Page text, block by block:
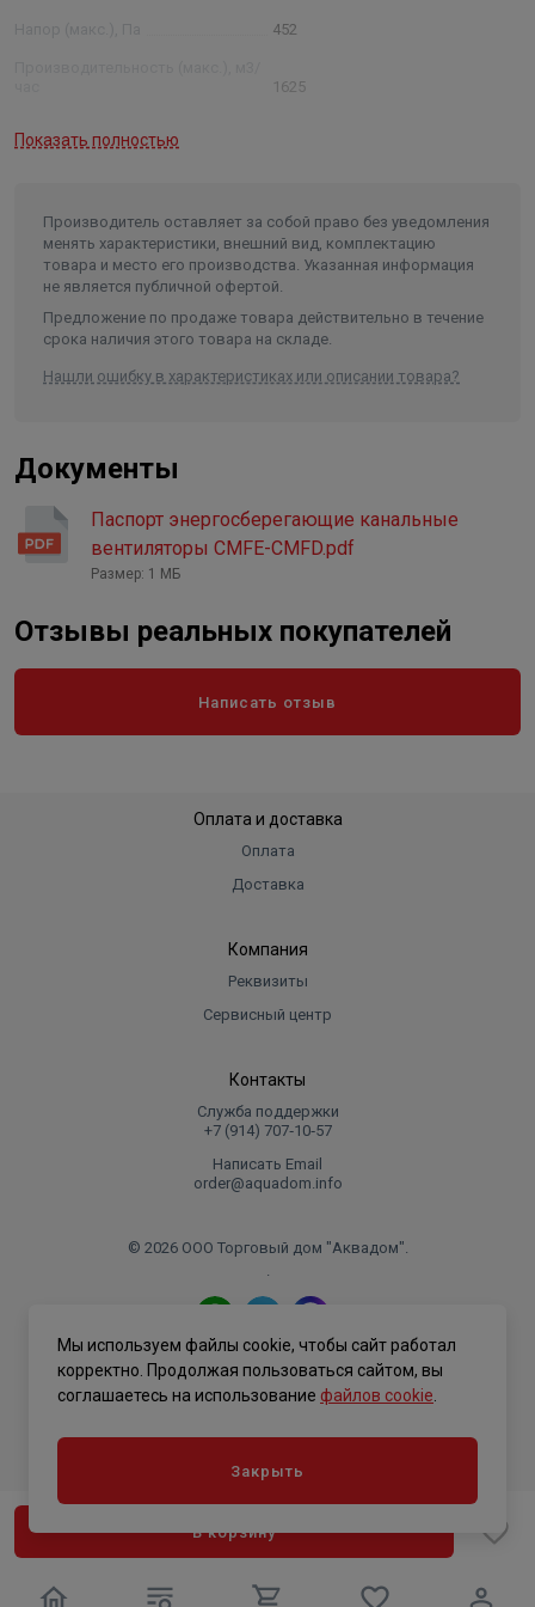
В корзину
соответствии со стрелкой на корпусе вентилятора).
Не допускается:
Монтировать во взрыво- и пожароопасных
помещениях.
452
1625
Материал корпуса сталь
Показать полностью
Производитель оставляет за собой право без уведомления
менять характеристики, внешний вид, комплектацию
товара и место его производства. Указанная информация
не является публичной офертой.
Предложение по продаже товара действительно в течение
срока наличия этого товара на складе.
Нашли ошибку в характеристиках или описании товара?
Документы
Паспорт энергосберегающие канальные
вентиляторы CMFE-CMFD.pdf
Размер: 1 МБ
Отзывы реальных покупателей
Написать отзыв
Оплата и доставка
Оплата
Доставка
Компания
Реквизиты
Сервисный центр
Контакты
Служба поддержки
+7 (914) 707‑10‑57
Написать Email
order@aquadom.info
© 2026 ООО Торговый дом "Аквадом".
.
Политика конфиденциальности
Мы используем файлы cookie, чтобы сайт работал
корректно. Продолжая пользоваться сайтом, вы
соглашаетесь на использование файлов cookie
Закрыть